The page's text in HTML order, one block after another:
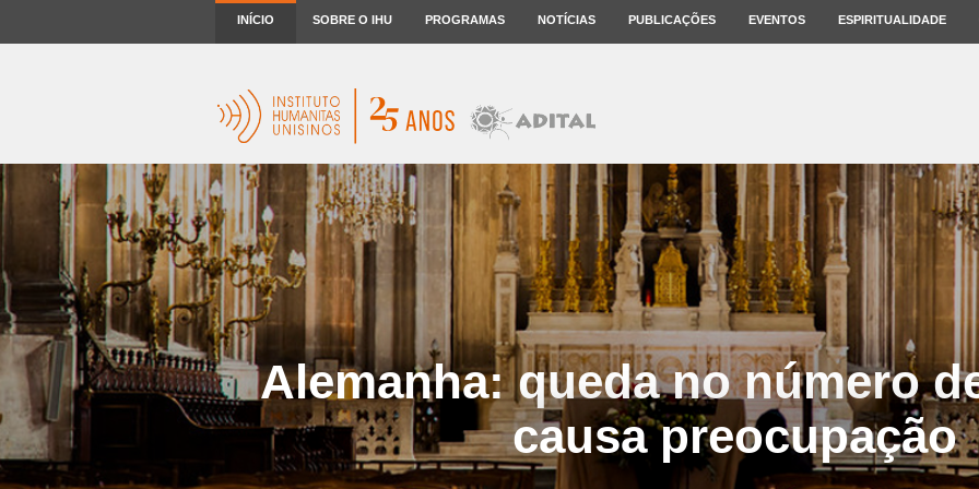
INÍCIO SOBRE O IHU PROGRAMAS NOTÍCIAS PUBLICAÇÕES EVENTOS ESPIRITUALIDADE
Alemanha: queda no número
causa preocupação